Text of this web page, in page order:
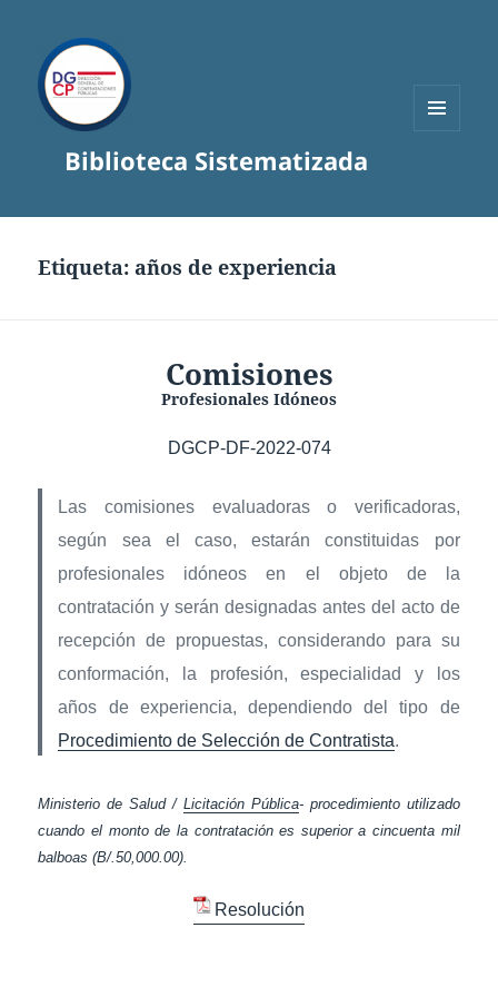
Biblioteca Sistematizada
Etiqueta:años de experiencia
Comisiones
Profesionales Idóneos
DGCP-DF-2022-074
Las comisiones evaluadoras o verificadoras,
según sea el caso, estarán constituidas por
profesionales idóneos en el objeto de la
contratación y serán designadas antes del acto de
recepción de propuestas, considerando para su
conformación, la profesión, especialidad y los
años de experiencia, dependiendo del tipo de
Procedimiento de Selección de Contratista.
Ministerio de Salud / Licitación Pública- procedimiento utilizado
cuando el monto de la contratación es superior a cincuenta mil
balboas (B/.50,000.00).
Resolución